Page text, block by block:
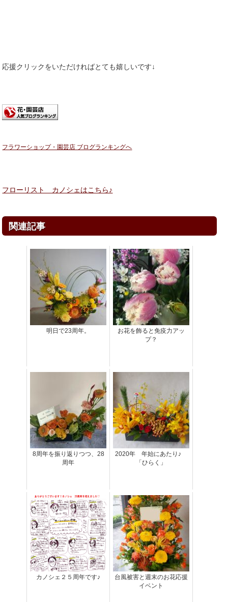
応援クリックをいただければとても嬉しいです↓
フラワーショップ・園芸店 ブログランキングへ
フローリスト カノシェはこちら♪
関連記事
明日で23周年。
お花を飾ると免疫力アッ
プ？
8周年を振り返りつつ、28
周年
2020年 年始にあたり♪
「ひらく」
カノシェ２５周年です♪
台風被害と週末のお花応援
イベント